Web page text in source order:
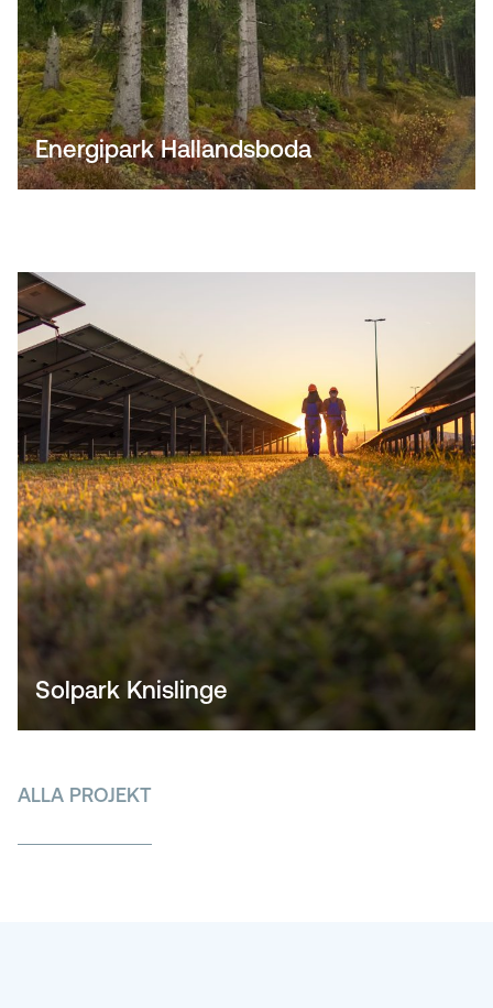
ALLA PROJEKT
Energipark Hallandsboda
Solpark Knislinge